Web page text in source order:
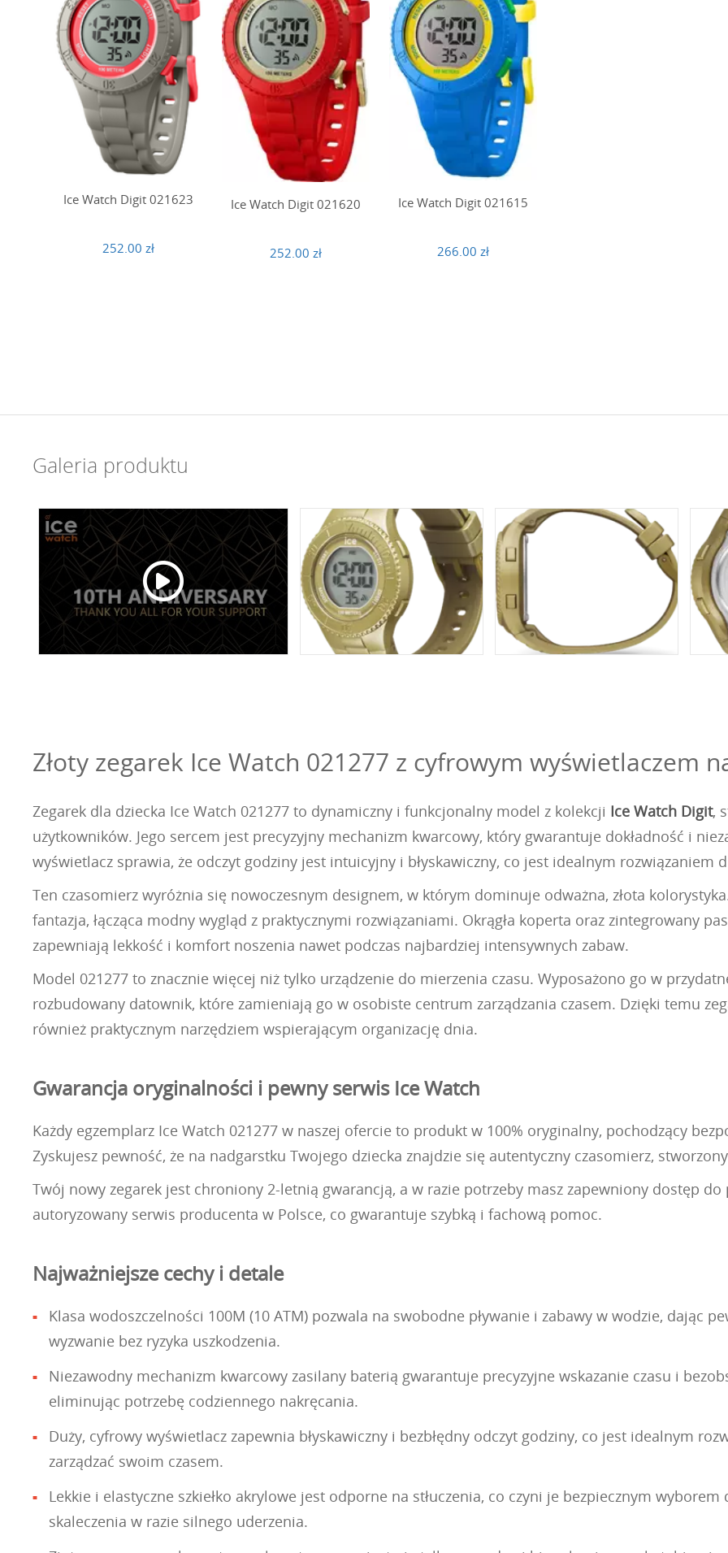
Ice Watch Digit 021623
252.00 zł
Ice Watch Digit 021620
252.00 zł
Ice Watch Digit 021615
266.00 zł
Galeria produktu
Złoty zegarek Ice Watch 021277 z cyfrowym wyświetlaczem
Zegarek dla dziecka Ice Watch 021277 to dynamiczny i funkcjonalny model z kolekcji Ice Watch Digit,
użytkowników. Jego sercem jest precyzyjny mechanizm kwarcowy, który gwarantuje dokładność i
wyświetlacz sprawia, że odczyt godziny jest intuicyjny i błyskawiczny, co jest idealnym rozwiązaniem
Ten czasomierz wyróżnia się nowoczesnym designem, w którym dominuje odważna, złota
fantazja, łącząca modny wygląd z praktycznymi rozwiązaniami. Okrągła koperta oraz zintegrowany
zapewniają lekkość i komfort noszenia nawet podczas najbardziej intensywnych zabaw.
Model 021277 to znacznie więcej niż tylko urządzenie do mierzenia czasu. Wyposażono go w
rozbudowany datownik, które zamieniają go w osobiste centrum zarządzania czasem. Dzięki temu
również praktycznym narzędziem wspierającym organizację dnia.
Gwarancja oryginalności i pewny serwis Ice Watch
Każdy egzemplarz Ice Watch 021277 w naszej ofercie to produkt w 100% oryginalny, pochodzący
Zyskujesz pewność, że na nadgarstku Twojego dziecka znajdzie się autentyczny czasomierz,
Twój nowy zegarek jest chroniony 2-letnią gwarancją, a w razie potrzeby masz zapewniony dostęp
autoryzowany serwis producenta w Polsce, co gwarantuje szybką i fachową pomoc.
Najważniejsze cechy i detale
Klasa wodoszczelności 100M (10 ATM) pozwala na swobodne pływanie i zabawy w wodzie, dając
wyzwanie bez ryzyka uszkodzenia.
Niezawodny mechanizm kwarcowy zasilany baterią gwarantuje precyzyjne wskazanie czasu i
eliminując potrzebę codziennego nakręcania.
Duży, cyfrowy wyświetlacz zapewnia błyskawiczny i bezbłędny odczyt godziny, co jest idealnym
zarządzać swoim czasem.
Lekkie i elastyczne szkiełko akrylowe jest odporne na stłuczenia, co czyni je bezpiecznym
skaleczenia w razie silnego uderzenia.